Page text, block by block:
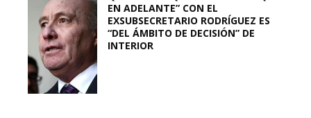
EN ADELANTE” CON EL
EXSUBSECRETARIO RODRÍGUEZ ES
“DEL ÁMBITO DE DECISIÓN” DE
INTERIOR